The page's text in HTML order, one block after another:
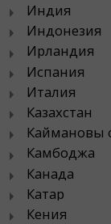
Индия
Индонезия
Ирландия
Испания
Италия
Казахстан
Каймановы
Камбоджа
Канада
Катар
Кения